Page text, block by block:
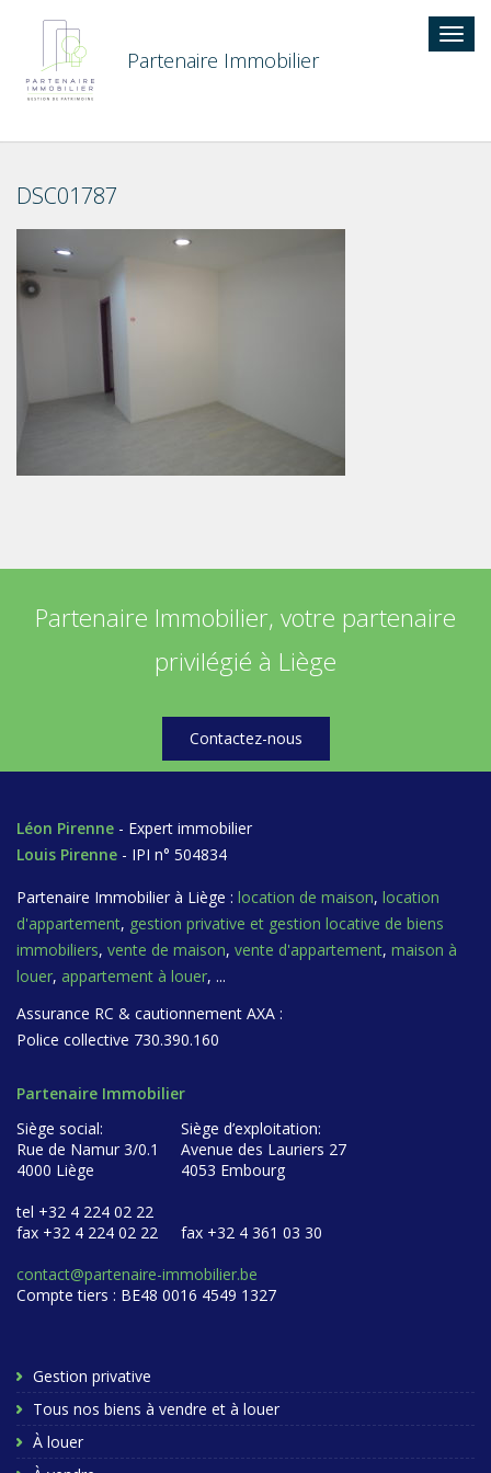
Partenaire Immobilier
DSC01787
Partenaire Immobilier, votre partenaire
privilégié à Liège
Contactez-nous
Léon Pirenne - Expert immobilier
Louis Pirenne - IPI n° 504834
Partenaire Immobilier à Liège : location de maison, location
d'appartement, gestion privative et gestion locative de biens
immobiliers, vente de maison, vente d'appartement, maison à
louer, appartement à louer, ...
Assurance RC & cautionnement AXA :
Police collective 730.390.160
Partenaire Immobilier
Siège social:
Rue de Namur 3/0.1
4000 Liège
tel +32 4 224 02 22
fax +32 4 224 02 22
Siège d’exploitation:
Avenue des Lauriers 27
4053 Embourg
fax +32 4 361 03 30
contact@partenaire-immobilier.be
Compte tiers : BE48 0016 4549 1327
Gestion privative
Tous nos biens à vendre et à louer
À louer